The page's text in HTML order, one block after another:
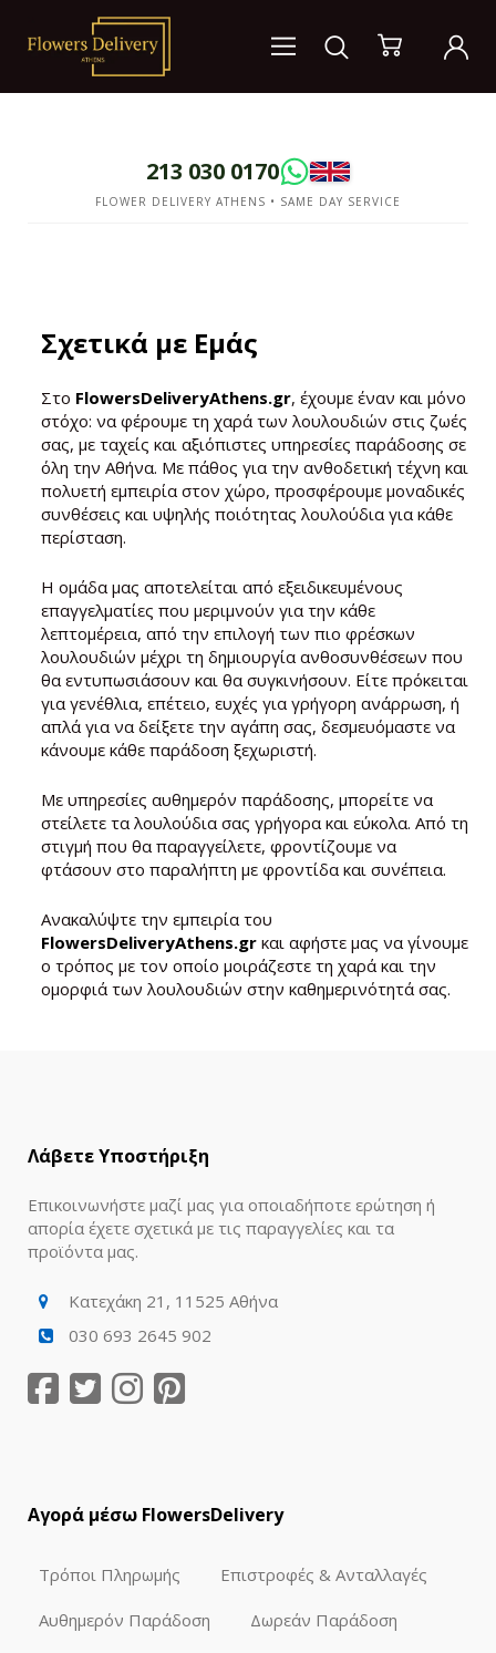
213 030 0170
FLOWER DELIVERY ATHENS • SAME DAY SERVICE
Σχετικά με Εμάς
Στο FlowersDeliveryAthens.gr, έχουμε έναν και μόνο
στόχο: να φέρουμε τη χαρά των λουλουδιών στις ζωές
σας, με ταχείς και αξιόπιστες υπηρεσίες παράδοσης σε
όλη την Αθήνα. Με πάθος για την ανθοδετική τέχνη και
πολυετή εμπειρία στον χώρο, προσφέρουμε μοναδικές
συνθέσεις και υψηλής ποιότητας λουλούδια για κάθε
περίσταση.
Η ομάδα μας αποτελείται από εξειδικευμένους
επαγγελματίες που μεριμνούν για την κάθε
λεπτομέρεια, από την επιλογή των πιο φρέσκων
λουλουδιών μέχρι τη δημιουργία ανθοσυνθέσεων που
θα εντυπωσιάσουν και θα συγκινήσουν. Είτε πρόκειται
για γενέθλια, επέτειο, ευχές για γρήγορη ανάρρωση, ή
απλά για να δείξετε την αγάπη σας, δεσμευόμαστε να
κάνουμε κάθε παράδοση ξεχωριστή.
Με υπηρεσίες αυθημερόν παράδοσης, μπορείτε να
στείλετε τα λουλούδια σας γρήγορα και εύκολα. Από τη
στιγμή που θα παραγγείλετε, φροντίζουμε να
φτάσουν στο παραλήπτη με φροντίδα και συνέπεια.
Ανακαλύψτε την εμπειρία του
FlowersDeliveryAthens.gr και αφήστε μας να γίνουμε
ο τρόπος με τον οποίο μοιράζεστε τη χαρά και την
ομορφιά των λουλουδιών στην καθημερινότητά σας.
Λάβετε Υποστήριξη
Επικοινωνήστε μαζί μας για οποιαδήποτε ερώτηση ή
απορία έχετε σχετικά με τις παραγγελίες και τα
προϊόντα μας.
Κατεχάκη 21, 11525 Αθήνα
030 693 2645 902
Αγορά μέσω FlowersDelivery
Τρόποι Πληρωμής Επιστροφές & Ανταλλαγές
Αυθημερόν Παράδοση Δωρεάν Παράδοση